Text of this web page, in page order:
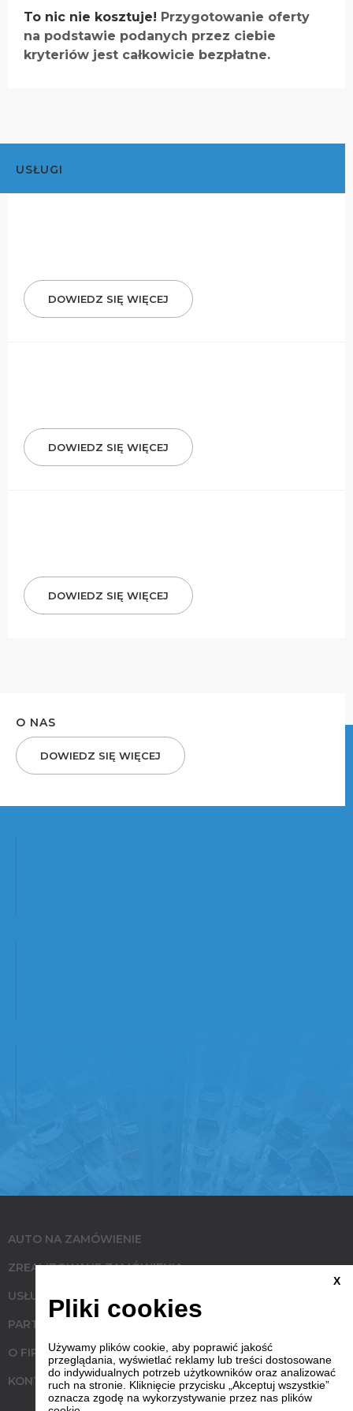
To nic nie kosztuje! Przygotowanie oferty
na podstawie podanych przez ciebie
kryteriów jest całkowicie bezpłatne.
USŁUGI
DOWIEDZ SIĘ WIĘCEJ
DOWIEDZ SIĘ WIĘCEJ
DOWIEDZ SIĘ WIĘCEJ
O NAS
DOWIEDZ SIĘ WIĘCEJ
AUTO NA ZAMÓWIENIE
ZREALIZOWANE ZAMÓWIENIA
USŁUGI
PARTNERZY
O FIRMIE
KONTAKT
X
Pliki cookies
Używamy plików cookie, aby poprawić jakość
przeglądania, wyświetlać reklamy lub treści dostosowane
do indywidualnych potrzeb użytkowników oraz analizować
ruch na stronie. Kliknięcie przycisku „Akceptuj wszystkie”
oznacza zgodę na wykorzystywanie przez nas plików